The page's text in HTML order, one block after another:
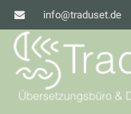
info@traduset.de